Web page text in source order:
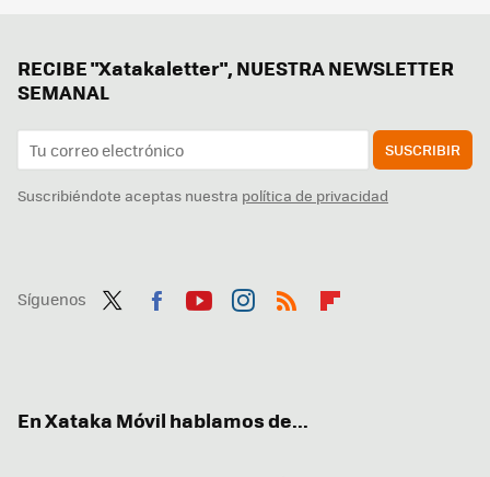
RECIBE "Xatakaletter", NUESTRA NEWSLETTER
SEMANAL
SUSCRIBIR
Suscribiéndote aceptas nuestra política de privacidad
Síguenos
En Xataka Móvil hablamos de...